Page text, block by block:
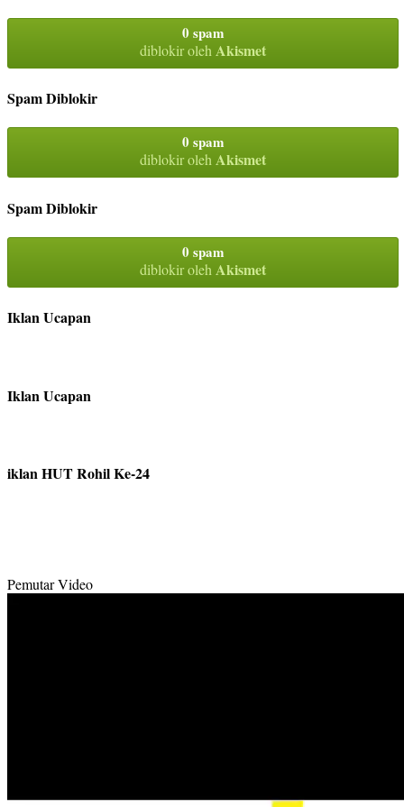
0 spam
diblokir oleh Akismet
Spam Diblokir
0 spam
diblokir olehAkismet
Spam Diblokir
0 spam
diblokir oleh Akismet
Iklan Ucapan
Iklan Ucapan
iklan HUT Rohil Ke-24
Pemutar Video